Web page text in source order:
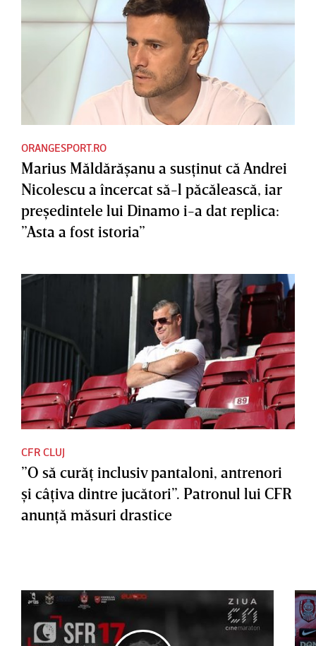
ORANGESPORT.RO
Marius Măldărăşanu a susţinut că Andrei
Nicolescu a încercat să-l păcălească, iar
preşedintele lui Dinamo i-a dat replica:
”Asta a fost istoria”
CFR CLUJ
”O să curăţ inclusiv pantaloni, antrenori
şi câţiva dintre jucători”. Patronul lui CFR
anunţă măsuri drastice